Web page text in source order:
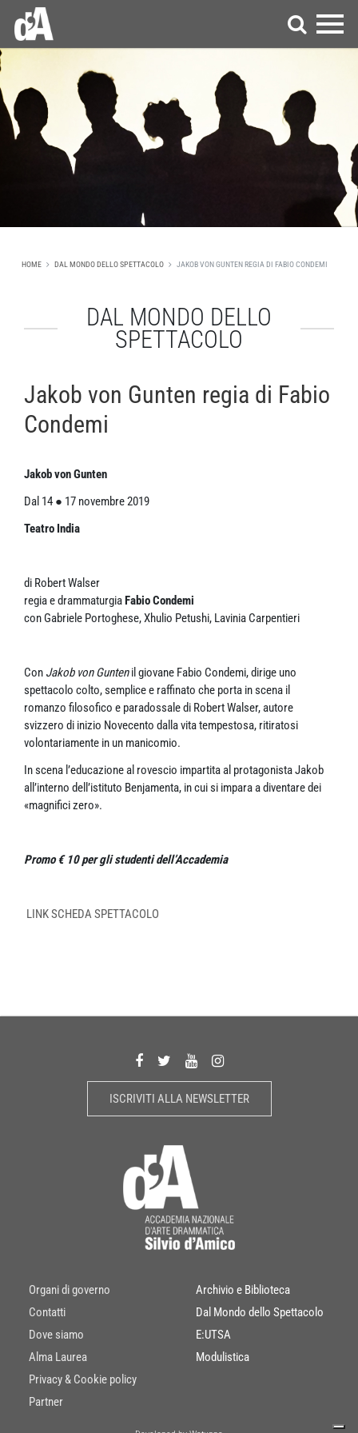
HOME DAL MONDO DELLO SPETTACOLO JAKOB VON GUNTEN REGIA DI FABIO CONDEMI
DAL MONDO DELLO
SPETTACOLO
Jakob von Gunten regia di Fabio
Condemi
Jakob von Gunten
Dal 14 ● 17 novembre 2019
Teatro India
di Robert Walser
regia e drammaturgiaFabio Condemi
con Gabriele Portoghese, Xhulio Petushi, Lavinia Carpentieri
Con Jakob von Guntenil giovane Fabio Condemi, dirige uno
spettacolo colto, semplice e raffinato che porta in scena il
romanzo filosofico e paradossale di Robert Walser, autore
svizzero di inizio Novecento dalla vita tempestosa, ritiratosi
volontariamente in un manicomio.
In scena l’educazione al rovescio impartita al protagonista Jakob
all’interno dell’istituto Benjamenta, in cui si impara a diventare dei
«magnifici zero».
Promo € 10 per gli studenti dell’Accademia
LINK SCHEDA SPETTACOLO
ISCRIVITI ALLA NEWSLETTER
Organi di governo
Contatti
Dove siamo
Alma Laurea
Privacy & Cookie policy
Partner
Archivio e Biblioteca
Dal Mondo dello Spettacolo
E:UTSA
Modulistica